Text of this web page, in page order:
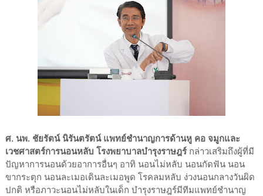
ศ. นพ. ชัยรัตน์ นิรันตรัตน์ แพทย์ชำนาญการด้านหู คอ จมูกและ
เวชศาสตร์การนอนหลับ โรงพยาบาลบำรุงราษฎร์กล่าวเสริมถึงผู้ที่มี
ปัญหาการนอนด้วยอาการอื่นๆ อาทิ นอนไม่หลับ นอนกัดฟัน นอน
ขากระตุก นอนละเมอเดินละเมอพูด โรคลมหลับ ง่วงนอนกลางวันผิด
ปกติ หรือภาวะนอนไม่หลับในเด็ก บำรุงราษฎร์มีทีมแพทย์ชำนาญ